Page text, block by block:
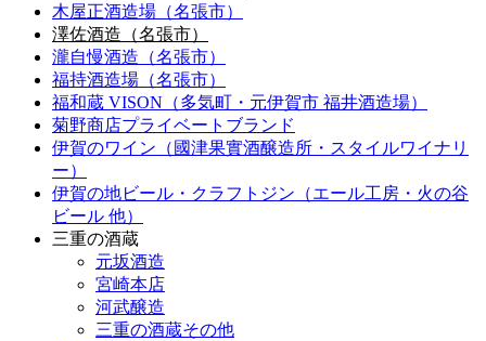
木屋正酒造場（名張市）
澤佐酒造（名張市）
瀧自慢酒造（名張市）
福持酒造場（名張市）
福和蔵 VISON （多気町・元伊賀市 福井酒造場）
菊野商店プライベートブランド
伊賀のワイン （國津果實酒醸造所・スタイルワイナリ
ー）
伊賀の地ビール・ クラフトジン （エール工房・火の谷
ビール 他）
三重の酒蔵
元坂酒造
宮崎本店
河武醸造
三重の酒蔵その他